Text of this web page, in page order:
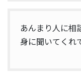
あんまり人に相
身に聞いてくれ